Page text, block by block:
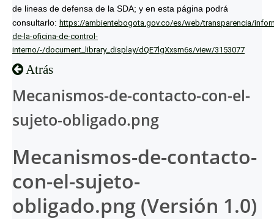
de lineas de defensa de la SDA; y en esta página podrá
consultarlo: https://ambientebogota.gov.co/es/web/transparencia/
de-la-oficina-de-control-
interno/-/document_library_display/dQE7lgXxsm6s/view/3153077
Atrás
Mecanismos-de-contacto-con-el-
sujeto-obligado.png
Mecanismos-de-contacto-
con-el-sujeto-
obligado.png (Versión 1.0)